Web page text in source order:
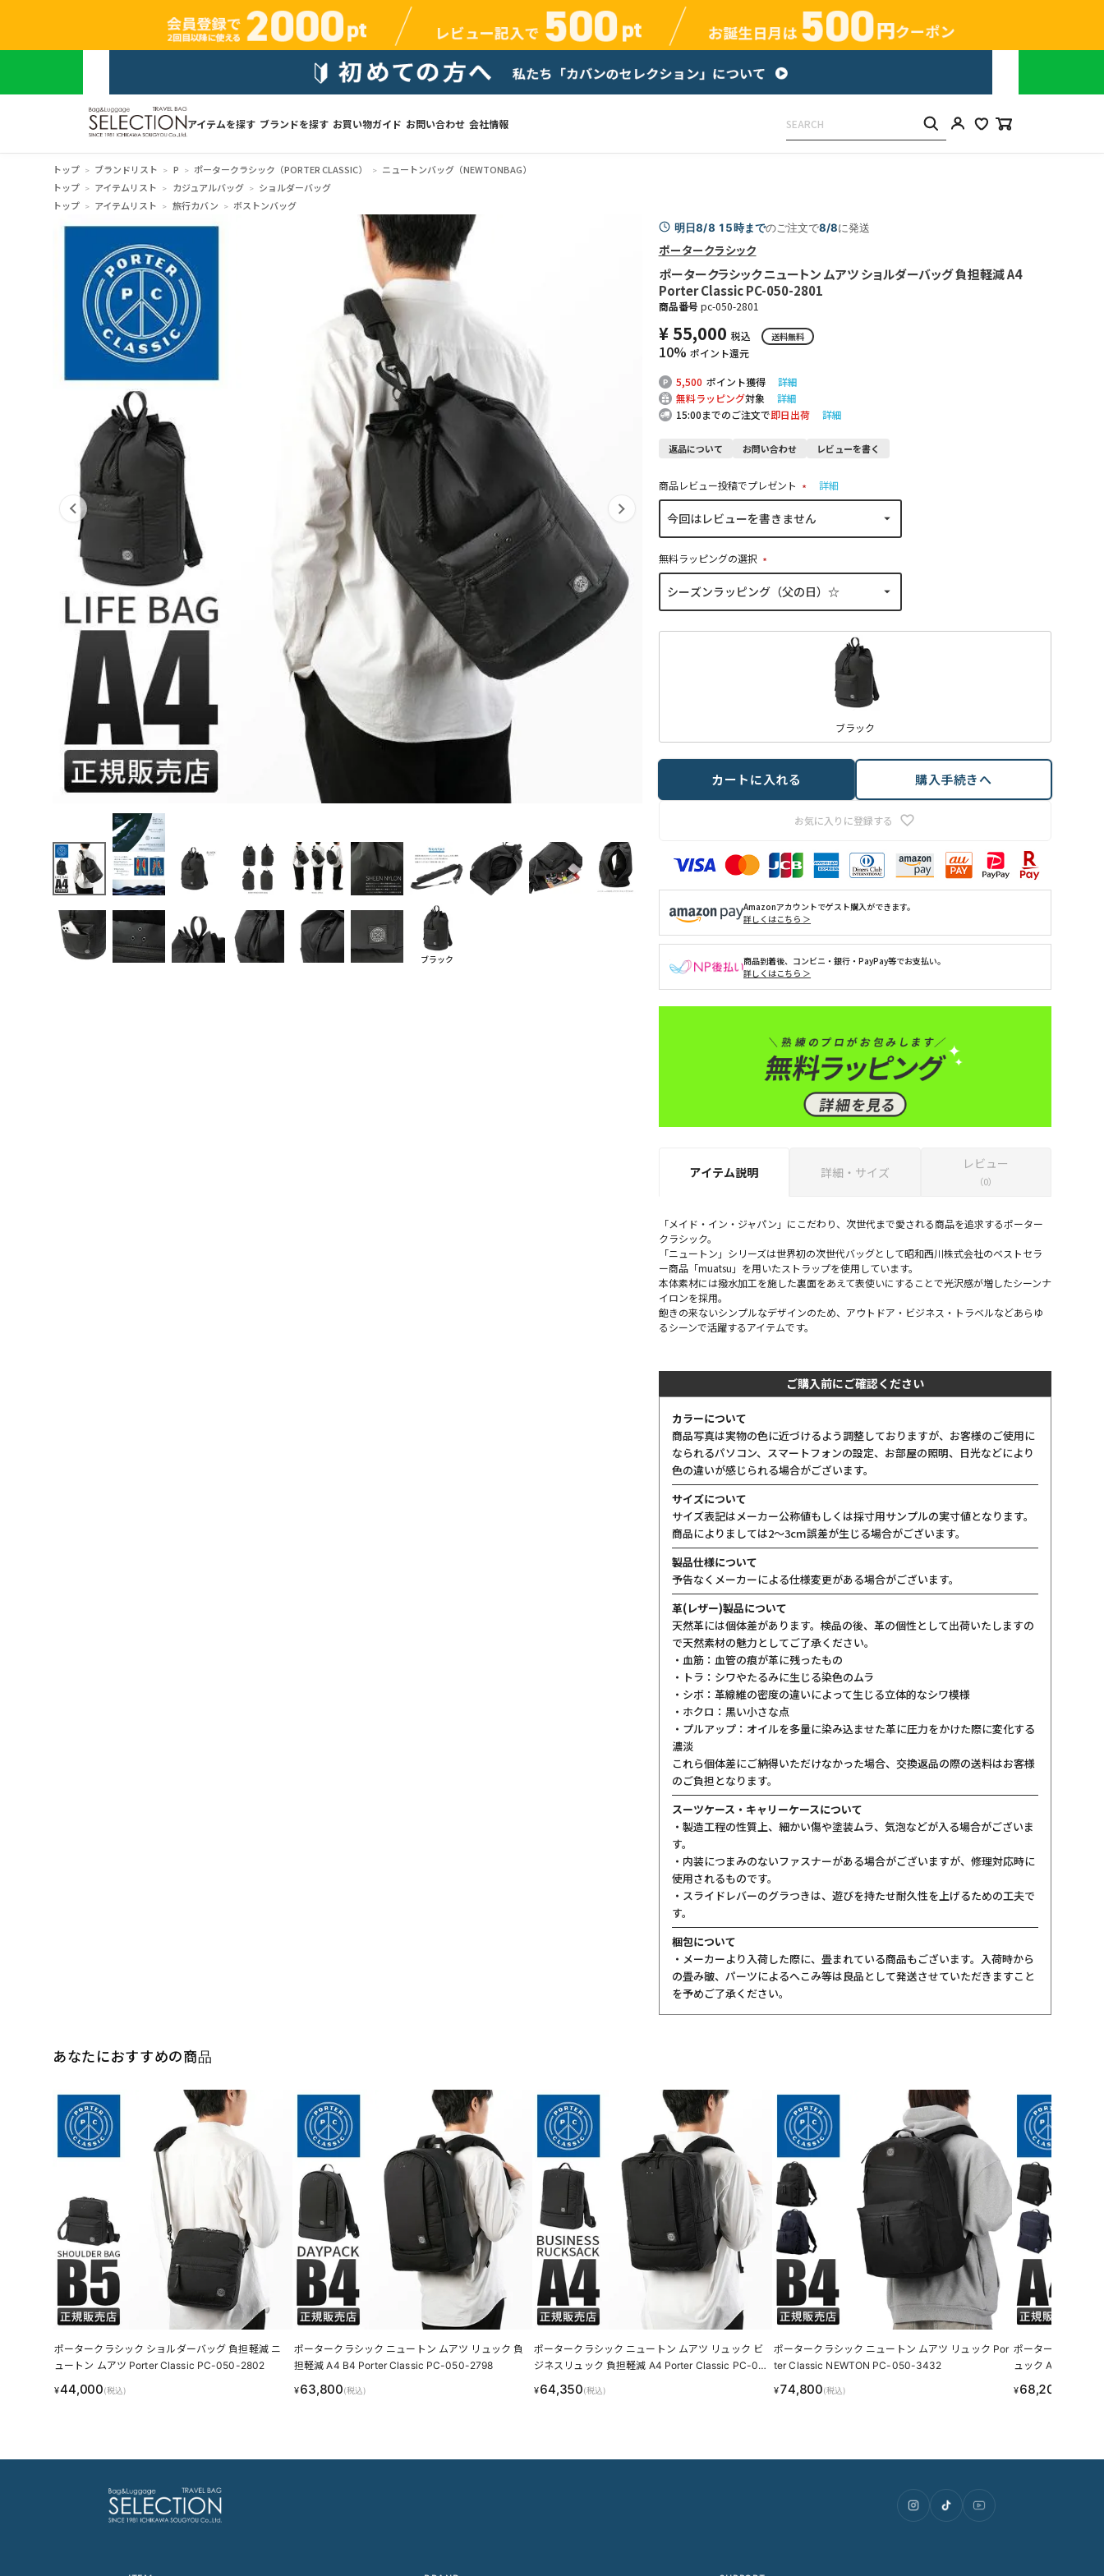
アイテムを探す ブランドを探す お買い物ガイド お問い合わせ 会社情報
トップ ブランドリスト P ポータークラシック（PORTER CLASSIC）
ニュートンバッグ（NEWTONBAG）
トップ
アイテムリスト カジュアルバッグ
ショルダーバッグ
トップ
アイテムリスト 旅行カバン ボストンバッグ
ブラック
明日8/8 15時までのご注文で8/8に発送
ポータークラシック
ポータークラシック ニュートン ムアツ ショルダーバッグ 負担軽減 A4
Porter Classic PC-050-2801
商品番号 pc-050-2801
¥55,000 税込 送料無料
10% ポイント還元
5,500 ポイント獲得
詳細
無料ラッピング対象
詳細
15:00までのご注文で即日出荷 詳細
返品について お問い合わせ レビューを書く
商品レビュー投稿でプレゼント
(
必
)
詳細
無料ラッピングの選択
(
必
)
ブラック
お気に入りに登録する
カートに入れる 購入手続きへ
Amazonアカウントでゲスト購入ができます。
詳しくはこちら ＞
商品到着後、コンビニ・銀行・PayPay等でお支払い。
詳しくはこちら ＞
アイテム説明 詳細・サイズ
レビュー
（0）
「メイド・イン・ジャパン」にこだわり、次世代まで愛される商品を追求するポーター
クラシック。
「ニュートン」シリーズは世界初の次世代バッグとして昭和西川株式会社のベストセラ
ー商品「muatsu」を用いたストラップを使用しています。
本体素材には撥水加工を施した裏面をあえて表使いにすることで光沢感が増したシーンナ
イロンを採用。
飽きの来ないシンプルなデザインのため、アウトドア・ビジネス・トラベルなどあらゆ
るシーンで活躍するアイテムです。
ご購入前にご確認ください
カラーについて
商品写真は実物の色に近づけるよう調整しておりますが、お客様のご使用に
なられるパソコン、スマートフォンの設定、お部屋の照明、日光などにより
色の違いが感じられる場合がございます。
サイズについて
サイズ表記はメーカー公称値もしくは採寸用サンプルの実寸値となります。
商品によりましては2〜3cm誤差が生じる場合がございます。
製品仕様について
予告なくメーカーによる仕様変更がある場合がございます。
革(レザー)製品について
天然革には個体差があります。検品の後、革の個性として出荷いたしますの
で天然素材の魅力としてご了承ください。
・血筋：血管の痕が革に残ったもの
・トラ：シワやたるみに生じる染色のムラ
・シボ：革線維の密度の違いによって生じる立体的なシワ模様
・ホクロ：黒い小さな点
・プルアップ：オイルを多量に染み込ませた革に圧力をかけた際に変化する
濃淡
これら個体差にご納得いただけなかった場合、交換返品の際の送料はお客様
のご負担となります。
スーツケース・キャリーケースについて
・製造工程の性質上、細かい傷や塗装ムラ、気泡などが入る場合がございま
す。
・内装につまみのないファスナーがある場合がございますが、修理対応時に
使用されるものです。
・スライドレバーのグラつきは、遊びを持たせ耐久性を上げるための工夫で
す。
梱包について
・メーカーより入荷した際に、畳まれている商品もございます。入荷時から
の畳み皺、パーツによるへこみ等は良品として発送させていただきますこと
を予めご了承ください。
あなたにおすすめの商品
ポータークラシック ショルダーバッグ 負担軽減 ニ
ュートン ムアツ Porter Classic PC-050-2802
¥44,000(税込)
ポータークラシック ニュートン ムアツ リュック 負
担軽減 A4 B4 Porter Classic PC-050-2798
¥63,800(税込)
ポータークラシック ニュートン ムアツ リュック ビ
ジネスリュック 負担軽減 A4 Porter Classic PC-05
0-2800
¥64,350(税込)
ポータークラシック ニュートン ムアツ リュック Por
ter Classic NEWTON PC-050-3432
¥74,800(税込)
ポータークラシッ
ュック A4 Porter
¥68,200